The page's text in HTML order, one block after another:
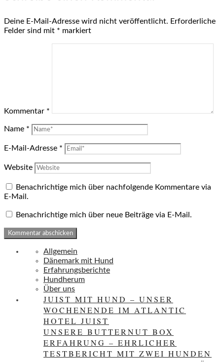
Deine E-Mail-Adresse wird nicht veröffentlicht. Erforderliche
Felder sind mit * markiert
Kommentar *
Name *
E-Mail-Adresse *
Website
Benachrichtige mich über nachfolgende Kommentare via
E-Mail.
Benachrichtige mich über neue Beiträge via E-Mail.
Allgemein
Dänemark mit Hund
Erfahrungsberichte
Hundherum
Über uns
JUIST MIT HUND – UNSER
WOCHENENDE IM ATLANTIC
HOTEL JUIST
UNSERE BUTTERNUT BOX
ERFAHRUNG – EHRLICHER
TESTBERICHT MIT ZWEI HUNDEN